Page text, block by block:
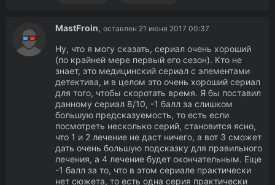
MastFroin, оставлен 21 июня 2017 00:37
Ну, что я могу сказать, сериал очень хороший
(по крайней мере первый его сезон). Кто не
знает, это медицинский сериал с элементами
детектива, и в целом это очень хороший сериал
для того, чтобы скоротать время. Я бы поставил
данному сериал 8/10, -1 балл за слишком
большую предсказуемость, то есть если
посмотреть несколько серий, становится ясно,
что 1 и 2 лечение не даст ничего, а вот 3 сможет
дать очень большую подсказку для правильного
лечения, а 4 лечение будет окончательным. Еще
-1 балл за то, что в этом сериале практически
нет сюжета, то есть одна серия практически